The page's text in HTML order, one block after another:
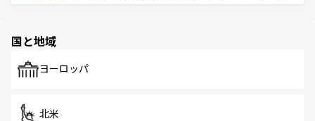
で、ホーカーズは地元の風情を楽しめる外せないスポット
国と地域
ヨーロッパ
北米